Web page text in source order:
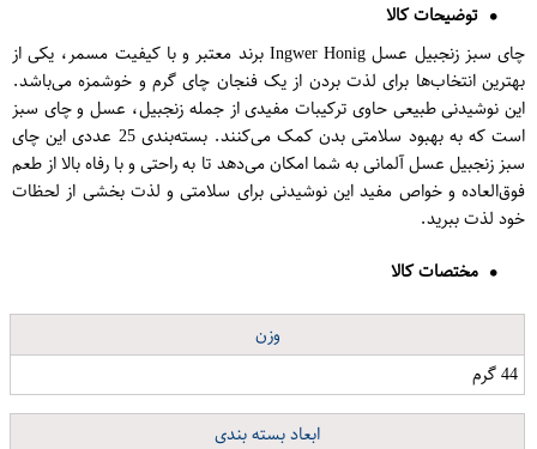
توضیحات کالا
چای سبز زنجبیل عسل Ingwer Honig برند معتبر و با کیفیت مسمر، یکی از
بهترین انتخاب‌ها برای لذت بردن از یک فنجان چای گرم و خوشمزه می‌باشد.
این نوشیدنی طبیعی حاوی ترکیبات مفیدی از جمله زنجبیل، عسل و چای سبز
است که به بهبود سلامتی بدن کمک می‌کنند. بسته‌بندی 25 عددی این چای
سبز زنجبیل عسل آلمانی به شما امکان می‌دهد تا به راحتی و با رفاه بالا از طعم
فوق‌العاده و خواص مفید این نوشیدنی برای سلامتی و لذت بخشی از لحظات
خود لذت ببرید.
مختصات کالا
وزن
44 گرم
ابعاد بسته بندی